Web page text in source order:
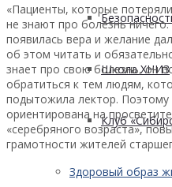
Школа ХНИЗ
Клуб
Здоровый образ
«Пациенты, которые
не знают про болезнь
появилась вера и желание
об этом читать и
знает про свою болезнь, он
обратиться к тем людям,
подытожила лектор. Поэтому
ориентирована на
«серебряного возраста»,
грамотности жителей